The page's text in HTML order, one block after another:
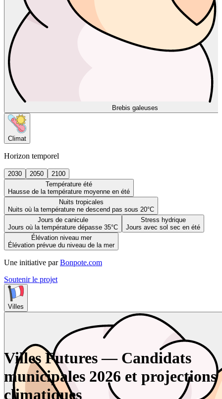
Brebis galeuses
Climat
Horizon temporel
2030 2050
2100
Température été
Hausse de la température moyenne en été
Nuits tropicales
Nuits où la température ne descend pas sous 20°C
Jours de canicule
Jours où la température dépasse 35°C
Stress hydrique
Jours avec sol sec en été
Élévation niveau mer
Élévation prévue du niveau de la mer
Une initiative par Bonpote.com
Soutenir le projet
Villes
Villes Futures — Candidats
municipales 2026 et projections
climatiques